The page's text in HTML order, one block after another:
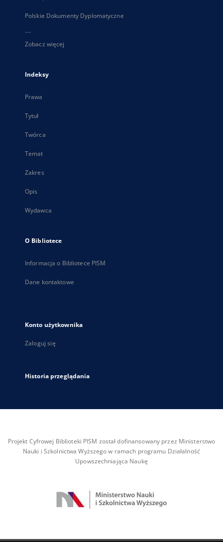
Polskie Dokumenty Dyplomatyczne
...
Zobacz więcej
Indeksy
Prawa
Tytuł
Twórca
Temat
Zakres
Opis
Wydawca
O Bibliotece
Informacja o Bibliotece PISM
Dane kontaktowe
Konto użytkownika
Zaloguj się
Historia przeglądania
Projekt Cyfrowej Biblioteki PISM został dofinansowany przez Ministerstwo
Nauki i Szkolnictwa Wyższego w ramach programu Działalność
Upowszechniająca Naukę